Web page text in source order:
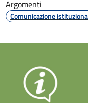
Argomenti
Comunicazione